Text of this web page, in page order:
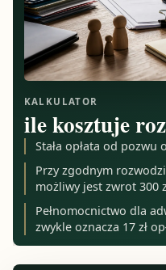
KALKULATOR
ile kosztuje
Stała opłata od pozwu
Przy zgodnym
możliwy jest zwrot 300
Pełnomocnictwo dla
zwykle oznacza 17 zł